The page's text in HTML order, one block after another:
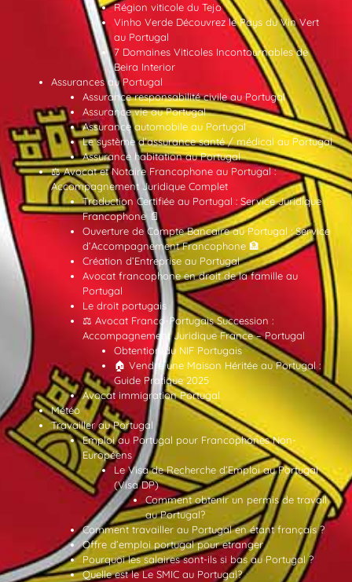
Région viticole du Tejo
Vinho Verde Découvrez le Pays du Vin Vert
au Portugal
7 Domaines Viticoles Incontournables de
Beira Interior
Assurances au Portugal
Assurance responsabilité civile au Portugal
Assurance vie au Portugal
Assurance automobile au Portugal
Le système d’assurance santé / médical au Portugal
Assurance habitation au Portugal
⚖️ Avocat et Notaire Francophone au Portugal :
Accompagnement Juridique Complet
Traduction Certifiée au Portugal : Service Juridique
Francophone 📄
Ouverture de Compte Bancaire au Portugal : Service
d’Accompagnement Francophone 🏦
Création d’Entreprise au Portugal
Avocat francophone en droit de la famille au
Portugal
Le droit portugais
⚖️ Avocat Franco-Portugais Succession :
Accompagnement Juridique France – Portugal
Obtention du NIF Portugais
🏠 Vendre une Maison Héritée au Portugal :
Guide Pratique 2025
Avocat immigration Portugal
Météo
Travailler au Portugal
Emploi au Portugal pour Francophones Non-
Européens
Le Visa de Recherche d’Emploi au Portugal
(Visa DP)
Comment obtenir un permis de travail
au Portugal?
Comment travailler au Portugal en étant français ?
Offre d’emploi portugal pour etranger
Pourquoi les salaires sont-ils si bas au Portugal ?
Quelle est le Le SMIC au Portugal?